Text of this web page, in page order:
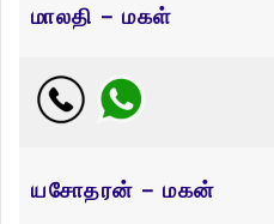
மாலதி – மகள்
யசோதரன் – மகன்